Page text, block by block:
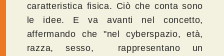
caratteristica fisica. Ciò che conta sono
le idee. E va avanti nel concetto,
affermando che "nel cyberspazio, età,
razza, sesso, rappresentano un